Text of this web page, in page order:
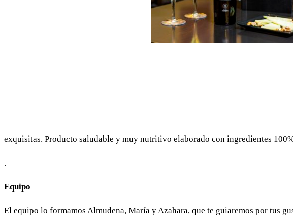
exquisitas. Producto saludable y muy nutritivo elaborado con ingredientes
.
Equipo
El equipo lo formamos Almudena, María y Azahara, que te guiaremos por tus